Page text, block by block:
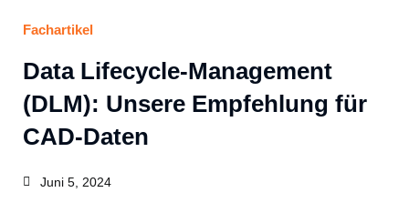
Fachartikel
Data Lifecycle-Management
(DLM): Unsere Empfehlung für
CAD-Daten
Juni 5, 2024